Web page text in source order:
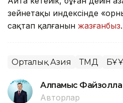
зейнетақы индексінде
сақтап қалғанын жазғанбыз.
Орталық Азия ТМД БҰҰ
Алпамыс Файзолла
Авторлар